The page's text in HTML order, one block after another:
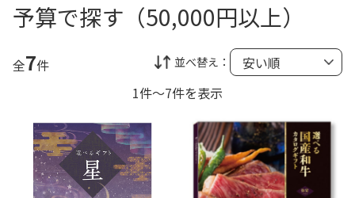
予算で探す（50,000円以上）
全7件 並べ替え：
1件～7件を表示